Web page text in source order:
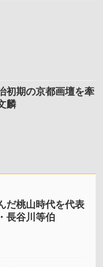
初期の京都画壇を牽
麟
だ桃山時代を代表
長谷川等伯